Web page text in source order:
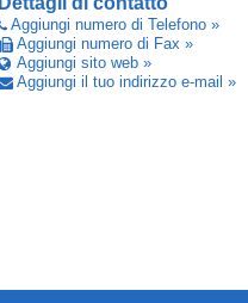
Aggiungi numero di Telefono »
Aggiungi numero di Fax »
Aggiungi sito web »
Aggiungi il tuo indirizzo e-mail »